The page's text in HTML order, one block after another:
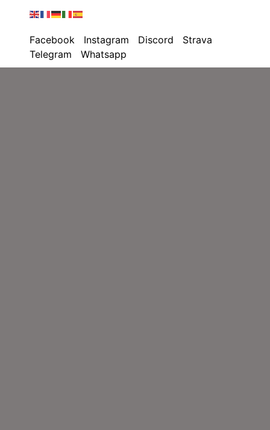
Facebook Instagram Discord
Strava
Telegram
Whatsapp